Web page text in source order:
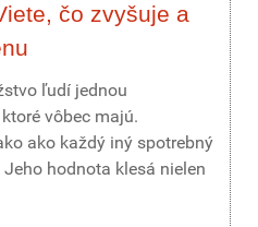
čo zvyšuje a
ľudí jednou
vôbec majú.
ako každý iný spotrebný
hodnota klesá nielen